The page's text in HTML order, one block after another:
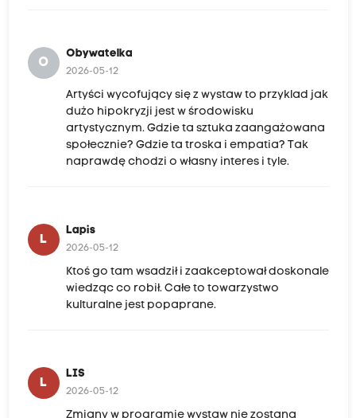
O
Obywatelka
2026-05-12
Artyści wycofujący się z wystaw to przyklad jak
dużo hipokryzji jest w środowisku
artystycznym. Gdzie ta sztuka zaangażowana
społecznie? Gdzie ta troska i empatia? Tak
naprawdę chodzi o własny interes i tyle.
L
Lapis
2026-05-12
Ktoś go tam wsadził i zaakceptował doskonale
wiedząc co robił. Całe to towarzystwo
kulturalne jest popaprane.
L
LIS
2026-05-12
Zmiany w programie wystaw nie zostaną